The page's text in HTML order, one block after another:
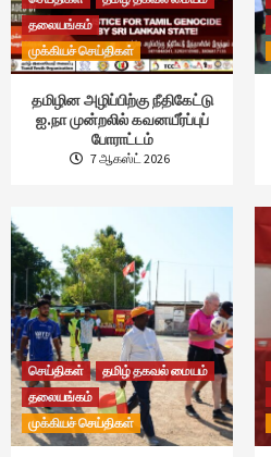
தலையங்கம்
முக்கியச் செய்திகள்
தமிழின அழிப்பிற்கு நீதிகேட்டு
ஐ.நா முன்றலில் கவனயீர்ப்புப்
போராட்டம்
7 ஆகஸ்ட் 2026
செய்திகள்
தமிழ் தகவல் மையம்
தலையங்கம்
முக்கியச் செய்திகள்